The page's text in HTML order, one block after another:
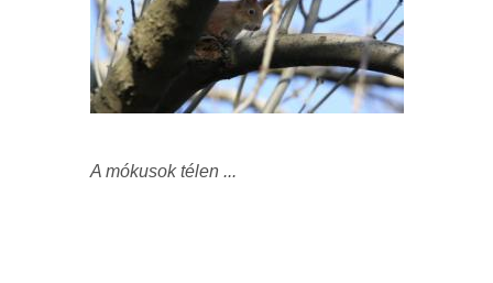
A mókusok télen ...